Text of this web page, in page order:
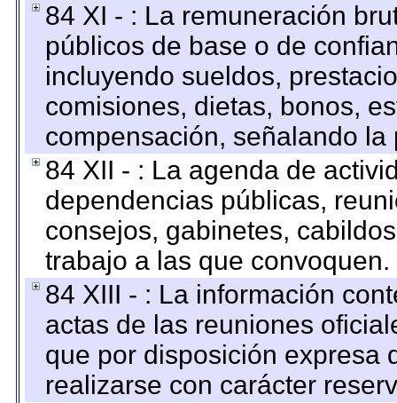
84 XI - : La remuneración
públicos de base o de
incluyendo sueldos,
comisiones, dietas, bonos,
compensación, señalando
84 XII - : La agenda de
dependencias públicas,
consejos, gabinetes,
trabajo a las que convoquen.
84 XIII - : La información
actas de las reuniones
que por disposición expresa
realizarse con carácter